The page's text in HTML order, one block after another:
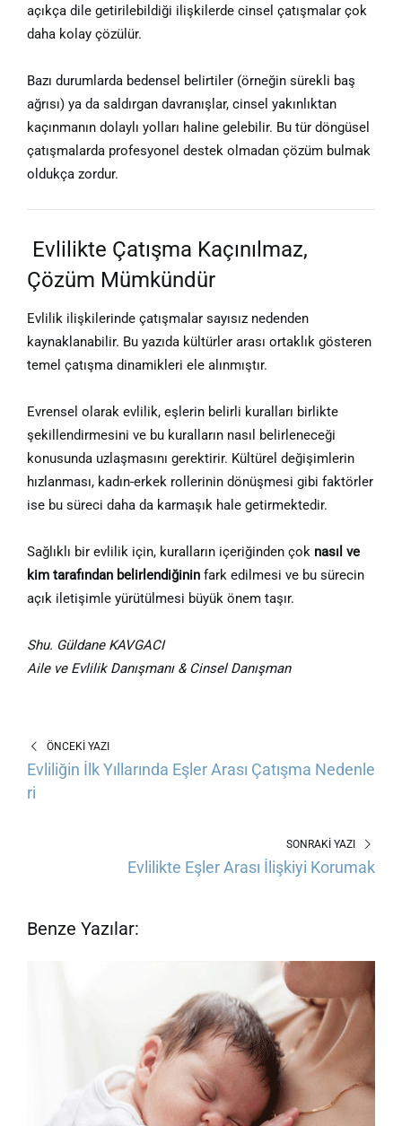
açıkça dile getirilebildiği ilişkilerde cinsel çatışmalar çok
daha kolay çözülür.
Bazı durumlarda bedensel belirtiler (örneğin sürekli baş
ağrısı) ya da saldırgan davranışlar, cinsel yakınlıktan
kaçınmanın dolaylı yolları haline gelebilir. Bu tür döngüsel
çatışmalarda profesyonel destek olmadan çözüm bulmak
oldukça zordur.
Evlilikte Çatışma Kaçınılmaz,
Çözüm Mümkündür
Evlilik ilişkilerinde çatışmalar sayısız nedenden
kaynaklanabilir. Bu yazıda kültürler arası ortaklık gösteren
temel çatışma dinamikleri ele alınmıştır.
Evrensel olarak evlilik, eşlerin belirli kuralları birlikte
şekillendirmesini ve bu kuralların nasıl belirleneceği
konusunda uzlaşmasını gerektirir. Kültürel değişimlerin
hızlanması, kadın-erkek rollerinin dönüşmesi gibi faktörler
ise bu süreci daha da karmaşık hale getirmektedir.
Sağlıklı bir evlilik için, kuralların içeriğinden çok nasıl ve
kim tarafından belirlendiğinin fark edilmesi ve bu sürecin
açık iletişimle yürütülmesi büyük önem taşır.
Shu. Güldane KAVGACI
Aile ve Evlilik Danışmanı & Cinsel Danışman
ÖNCEKI YAZI
Evliliğin İlk Yıllarında Eşler Arası Çatışma Nedenle
ri
SONRAKI YAZI
Evlilikte Eşler Arası İlişkiyi Korumak
Benze Yazılar: